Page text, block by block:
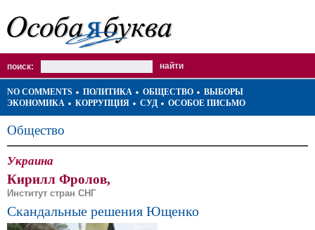
поиск:
NO COMMENTS ПОЛИТИКА ОБЩЕСТВО
ВЫБОРЫ
ЭКОНОМИКА
КОРРУПЦИЯ СУД ОСОБОЕ ПИСЬМО
Общество
Украина
Кирилл Фролов,
Институт стран СНГ
Скандальные решения Ющенко